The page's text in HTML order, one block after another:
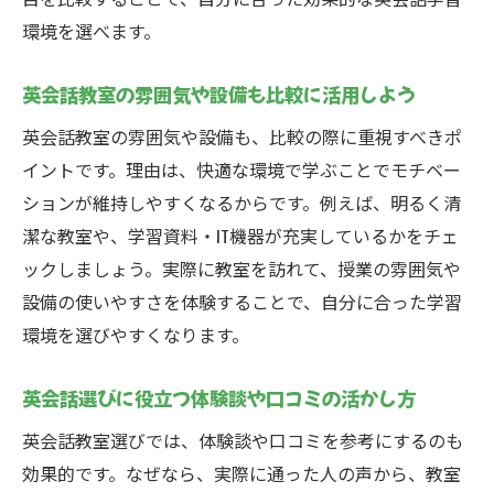
環境を選べます。
英会話教室の雰囲気や設備も比較に活用しよう
英会話教室の雰囲気や設備も、比較の際に重視すべきポ
イントです。理由は、快適な環境で学ぶことでモチベー
ションが維持しやすくなるからです。例えば、明るく清
潔な教室や、学習資料・IT機器が充実しているかをチェ
ックしましょう。実際に教室を訪れて、授業の雰囲気や
設備の使いやすさを体験することで、自分に合った学習
環境を選びやすくなります。
英会話選びに役立つ体験談や口コミの活かし方
英会話教室選びでは、体験談や口コミを参考にするのも
効果的です。なぜなら、実際に通った人の声から、教室